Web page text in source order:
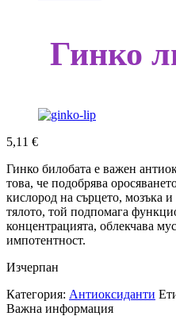
Гинко
5,11 €
Гинко билобата е важен
това, че подобрява
кислород на сърцето, мозъка
тялото, той подпомага
концентрацията, облекчава
импотентност.
Изчерпан
Категория: Антиоксиданти
Важна информация